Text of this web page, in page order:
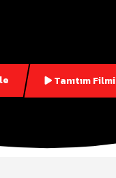
Tanıtım Filmi